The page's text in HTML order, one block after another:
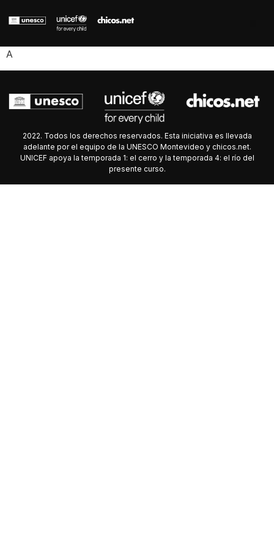
A
2022. Todos los derechos reservados. Esta iniciativa es llevada
adelante por el equipo de la UNESCO Montevideo y chicos.net.
UNICEF apoya la temporada 1: el cerro y la temporada 4: el río del
presente curso.